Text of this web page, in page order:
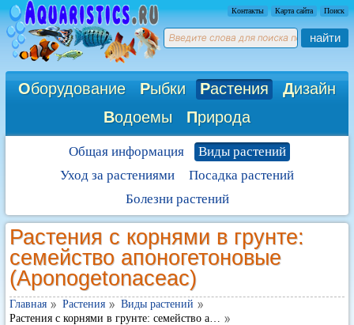
Контакты Карта сайта Поиск
найти
Оборудование Рыбки Растения Дизайн
Водоемы Природа
Общая информация
Виды растений
Уход за растениями
Посадка растений
Болезни растений
Растения с корнями в грунте:
семейство апоногетоновые
(Aponogetonaceac)
Главная Растения
Виды растений
Растения с корнями в грунте: семейство а…